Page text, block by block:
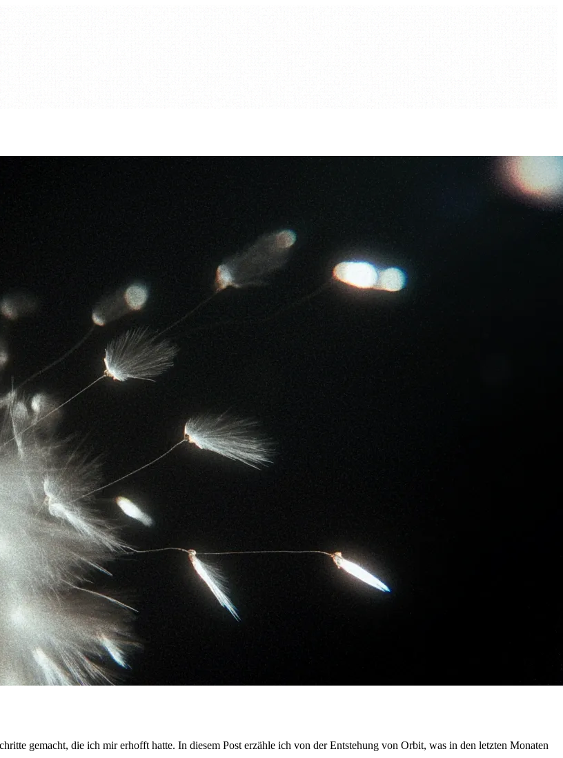
gemacht, die ich mir erhofft hatte. In diesem Post erzähle ich von der Entstehung von Orbit, was in den letzten Monaten